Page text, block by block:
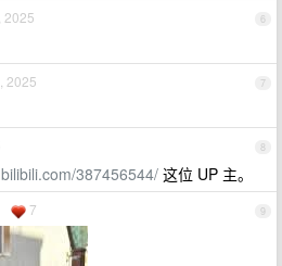
6
2025
7
2025
8
387456544/ 这位 UP 主。
9
7